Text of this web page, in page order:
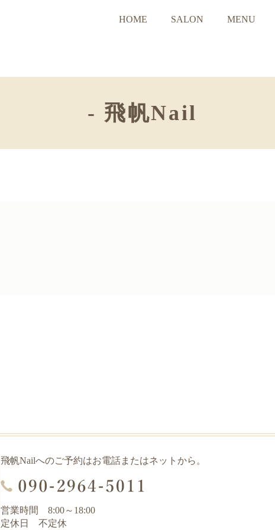
HOME SALON MENU
- 飛帆Nail
飛帆Nailへのご予約はお電話またはネットから。
営業時間 8:00～18:00
定休日 不定休